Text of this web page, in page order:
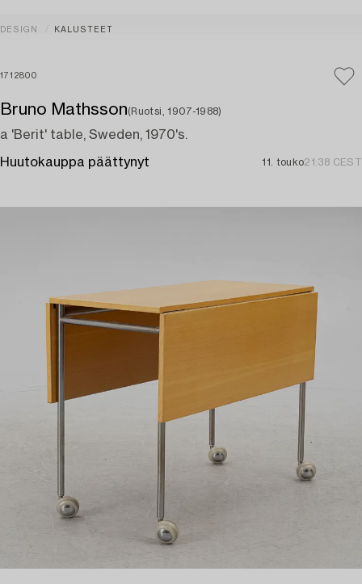
DESIGN KALUSTEET
1712800
Bruno Mathsson(Ruotsi, 1907-1988)
a 'Berit' table, Sweden, 1970's.
Huutokauppa päättynyt 11. touko21:38 CEST